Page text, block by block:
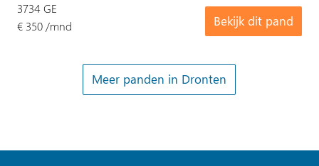
Bekijk dit pand
3734 GE
€ 350 /mnd
Meer panden in Dronten